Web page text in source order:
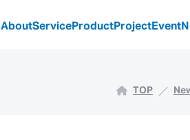
AboutServiceProductProjectEvent
TOP